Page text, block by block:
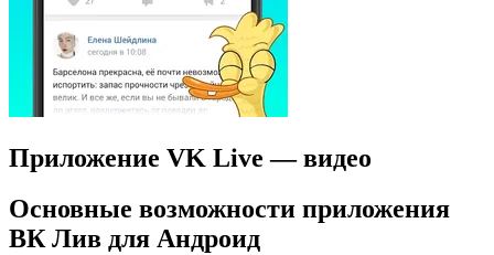
Приложение VK Live — видео
Основные возможности приложения
ВК Лив для Андроид